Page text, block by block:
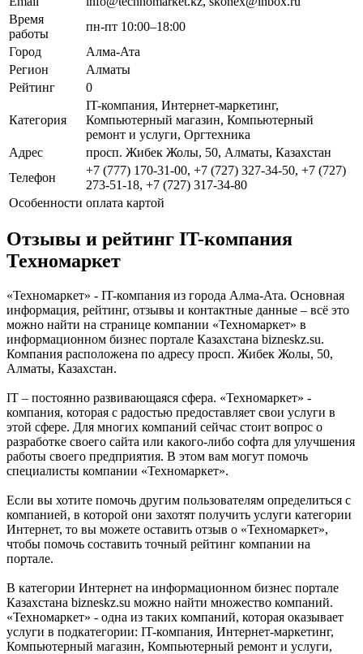
Время
работы
пн-пт 10:00–18:00
Город
Алма-Ата
Регион
Алматы
Рейтинг
0
Категория
IT-компания, Интернет-маркетинг,
Компьютерный магазин, Компьютерный
ремонт и услуги, Оргтехника
Адрес
просп. Жибек Жолы, 50, Алматы, Казахстан
Телефон
+7 (777) 170-31-00, +7 (727) 327-34-50, +7 (727)
273-51-18, +7 (727) 317-34-80
Особенности оплата картой
Отзывы и рейтинг IT-компания
Техномаркет
«Техномаркет» - IT-компания из города Алма-Ата. Основная
информация, рейтинг, отзывы и контактные данные – всё это
можно найти на странице компании «Техномаркет» в
информационном бизнес портале Казахстана bizneskz.su.
Компания расположена по адресу просп. Жибек Жолы, 50,
Алматы, Казахстан.
IT – постоянно развивающаяся сфера. «Техномаркет» -
компания, которая с радостью предоставляет свои услуги в
этой сфере. Для многих компаний сейчас стоит вопрос о
разработке своего сайта или какого-либо софта для улучшения
работы своего предприятия. В этом вам могут помочь
специалисты компании «Техномаркет».
Если вы хотите помочь другим пользователям определиться с
компанией, в которой они захотят получить услуги категории
Интернет, то вы можете оставить отзыв о «Техномаркет»,
чтобы помочь составить точный рейтинг компании на
портале.
В категории Интернет на информационном бизнес портале
Казахстана bizneskz.su можно найти множество компаний.
«Техномаркет» - одна из таких компаний, которая оказывает
услуги в подкатегории: IT-компания, Интернет-маркетинг,
Компьютерный магазин, Компьютерный ремонт и услуги,